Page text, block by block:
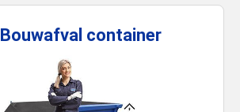
Bouwafval container